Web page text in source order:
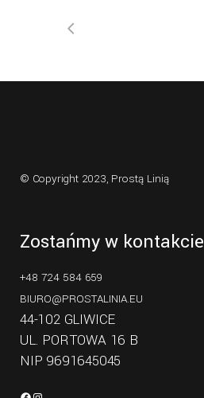
© Copyright 2023, Prostą Linią
Zostańmy w kontakcie
+48 724 584 659
BIURO@PROSTALINIA.EU
44-102 GLIWICE
UL. PORTOWA 16 B
NIP 9691645045